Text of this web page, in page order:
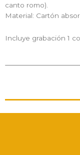
canto romo).
Material: Cartón
Incluye grabación 1